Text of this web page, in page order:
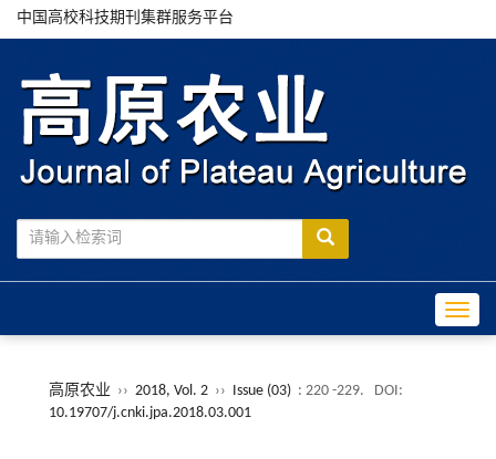
中国高校科技期刊集群服务平台
高原农业 ›› 2018, Vol. 2 ›› Issue (03) : 220 -229.
DOI:
10.19707/j.cnki.jpa.2018.03.001